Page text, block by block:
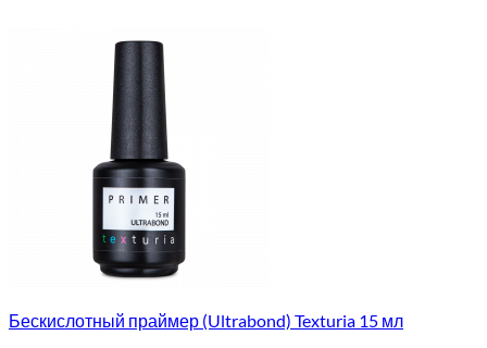
Бескислотный праймер (Ultrabond) Texturia 15 мл